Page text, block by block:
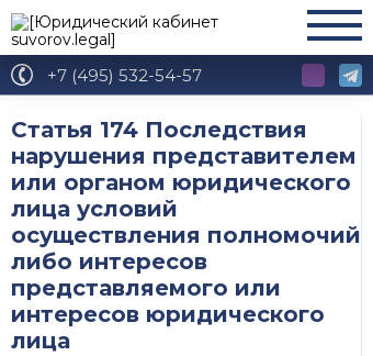
+7 (495) 532-54-57
Статья 174 Последствия
нарушения представителем
или органом юридического
лица условий
осуществления полномочий
либо интересов
представляемого или
интересов юридического
лица